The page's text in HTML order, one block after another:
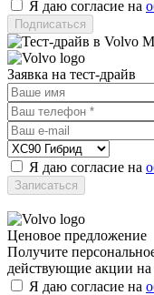
Я даю согласие на
Заявка на тест-драйв
Я даю согласие на
Ценовое предложение
Получите
действующие акции
Я даю согласие на